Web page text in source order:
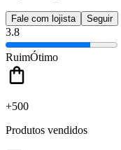
Fale com lojista Seguir
3.8
RuimÓtimo
+500
Produtos vendidos